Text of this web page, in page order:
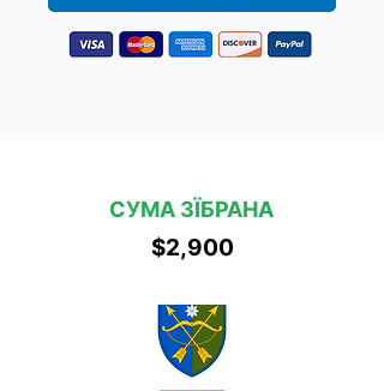
СУМА ЗЇБРАНА
$2,900